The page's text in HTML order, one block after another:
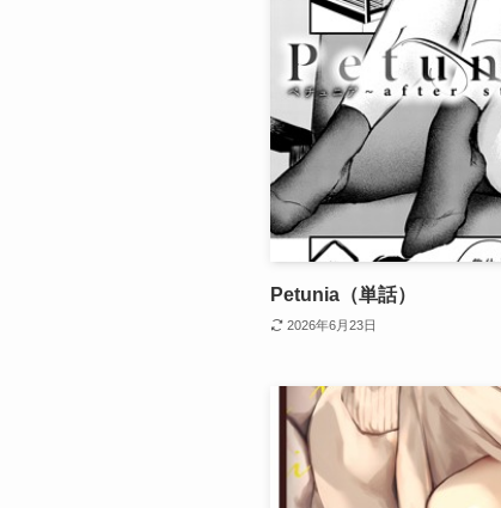
Petunia（単話）
2026年6月23日